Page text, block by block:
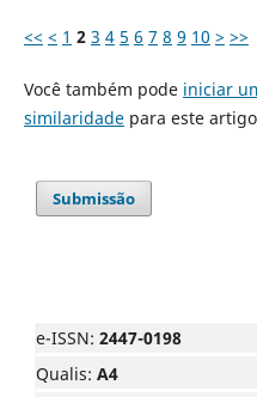
<< < 1 2 3 4 5 6 7 8 9 10 > >>
Você também pode iniciar
similaridadepara este
Submissão
e-ISSN: 2447-0198
Qualis: A4